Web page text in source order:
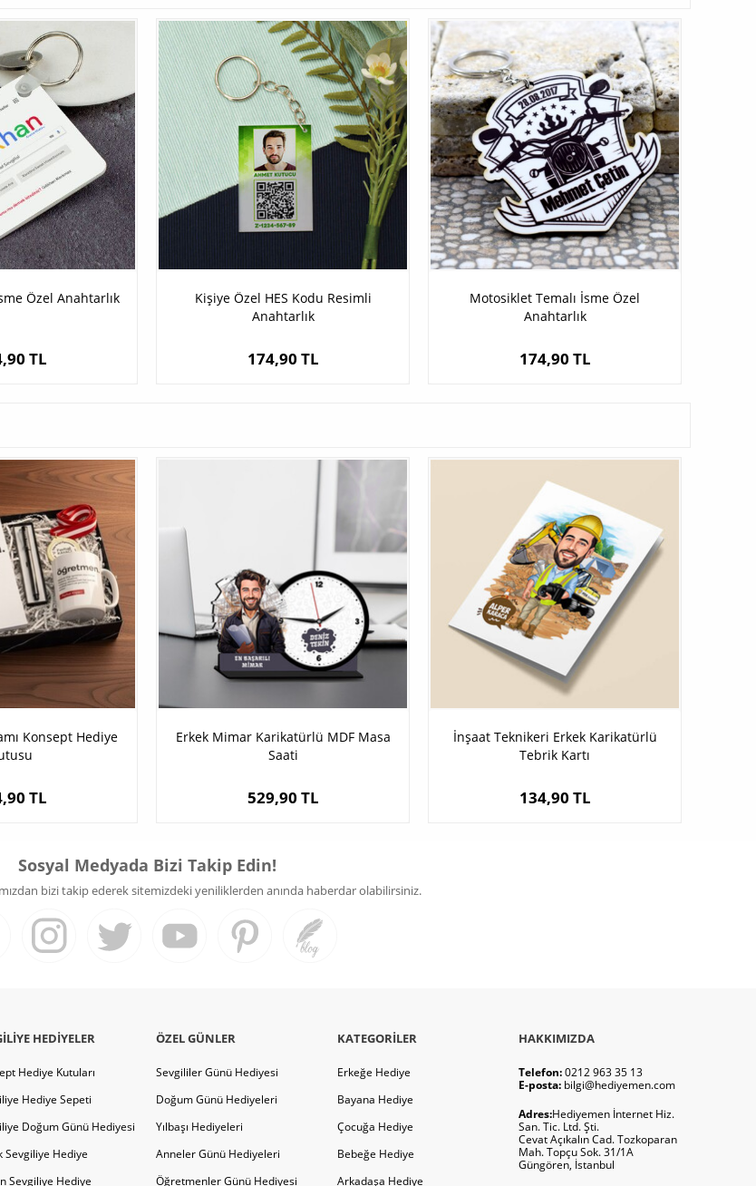
Özel Anahtarlık
TL
Kişiye Özel HES Kodu Resimli
Anahtarlık
174,90 TL
Motosiklet Temalı İsme Özel
Anahtarlık
174,90 TL
Konsept Hediye
TL
Erkek Mimar Karikatürlü MDF Masa
Saati
529,90 TL
İnşaat Teknikeri Erkek Karikatürlü
Tebrik Kartı
134,90 TL
Sosyal Medyada Bizi Takip Edin!
bizi takip ederek sitemizdeki yeniliklerden anında haberdar olabilirsiniz.
HEDIYELER
Hediye Kutuları
Hediye Sepeti
Doğum Günü Hediyesi
Sevgiliye Hediye
Sevgiliye Hediye
ÖZEL GÜNLER
Sevgililer Günü Hediyesi
Doğum Günü Hediyeleri
Yılbaşı Hediyeleri
Anneler Günü Hediyeleri
Öğretmenler Günü Hediyesi
KATEGORILER
Erkeğe Hediye
Bayana Hediye
Çocuğa Hediye
Bebeğe Hediye
Arkadaşa Hediye
HAKKIMIZDA
Telefon:0212 963 35 13
E-posta: bilgi@hediyemen.com
Adres:Hediyemen İnternet Hiz.
San. Tic. Ltd. Şti.
Cevat Açıkalın Cad. Tozkoparan
Mah. Topçu Sok. 31/1A
Güngören, İstanbul